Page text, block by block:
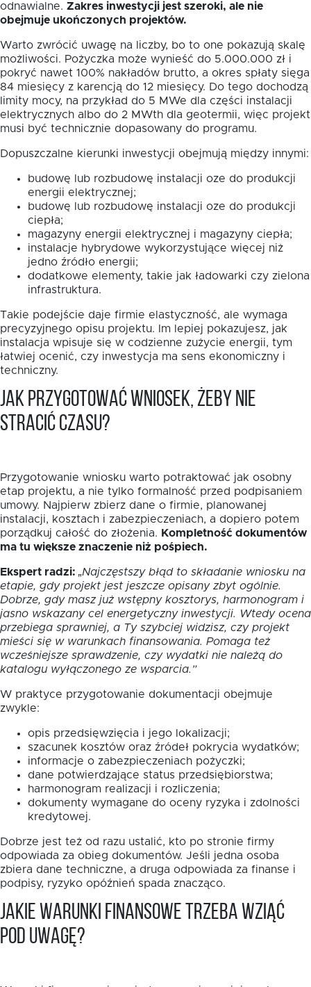
odnawialne. Zakres inwestycji jest szeroki, ale nie
obejmuje ukończonych projektów.
Warto zwrócić uwagę na liczby, bo to one pokazują skalę
możliwości. Pożyczka może wynieść do 5.000.000 zł i
pokryć nawet 100% nakładów brutto, a okres spłaty sięga
84 miesięcy z karencją do 12 miesięcy. Do tego dochodzą
limity mocy, na przykład do 5 MWe dla części instalacji
elektrycznych albo do 2 MWth dla geotermii, więc projekt
musi być technicznie dopasowany do programu.
Dopuszczalne kierunki inwestycji obejmują między innymi:
budowę lub rozbudowę instalacji oze do produkcji
energii elektrycznej;
budowę lub rozbudowę instalacji oze do produkcji
ciepła;
magazyny energii elektrycznej i magazyny ciepła;
instalacje hybrydowe wykorzystujące więcej niż
jedno źródło energii;
dodatkowe elementy, takie jak ładowarki czy zielona
infrastruktura.
Takie podejście daje firmie elastyczność, ale wymaga
precyzyjnego opisu projektu. Im lepiej pokazujesz, jak
instalacja wpisuje się w codzienne zużycie energii, tym
łatwiej ocenić, czy inwestycja ma sens ekonomiczny i
techniczny.
Jak przygotować wniosek, żeby nie
stracić czasu?
Przygotowanie wniosku warto potraktować jak osobny
etap projektu, a nie tylko formalność przed podpisaniem
umowy. Najpierw zbierz dane o firmie, planowanej
instalacji, kosztach i zabezpieczeniach, a dopiero potem
porządkuj całość do złożenia. Kompletność dokumentów
ma tu większe znaczenie niż pośpiech.
Ekspert radzi: „Najczęstszy błąd to składanie wniosku na
etapie, gdy projekt jest jeszcze opisany zbyt ogólnie.
Dobrze, gdy masz już wstępny kosztorys, harmonogram i
jasno wskazany cel energetyczny inwestycji. Wtedy ocena
przebiega sprawniej, a Ty szybciej widzisz, czy projekt
mieści się w warunkach finansowania. Pomaga też
wcześniejsze sprawdzenie, czy wydatki nie należą do
katalogu wyłączonego ze wsparcia.”
W praktyce przygotowanie dokumentacji obejmuje
zwykle:
opis przedsięwzięcia i jego lokalizacji;
szacunek kosztów oraz źródeł pokrycia wydatków;
informacje o zabezpieczeniach pożyczki;
dane potwierdzające status przedsiębiorstwa;
harmonogram realizacji i rozliczenia;
dokumenty wymagane do oceny ryzyka i zdolności
kredytowej.
Dobrze jest też od razu ustalić, kto po stronie firmy
odpowiada za obieg dokumentów. Jeśli jedna osoba
zbiera dane techniczne, a druga odpowiada za finanse i
podpisy, ryzyko opóźnień spada znacząco.
Jakie warunki finansowe trzeba wziąć
pod uwagę?